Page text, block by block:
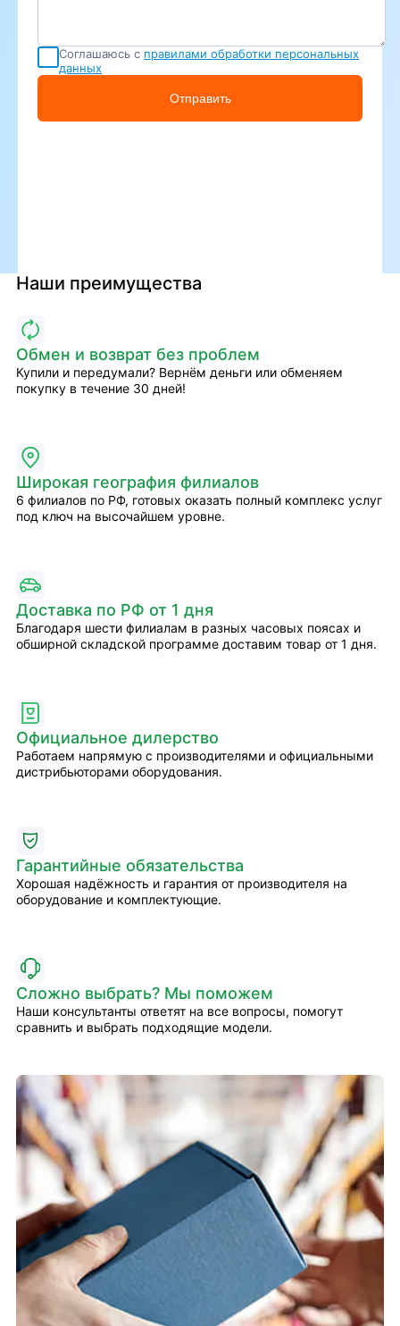
Соглашаюсь с правилами обработки персональных
данных
Отправить
Наши преимущества
Обмен и возврат без проблем
Купили и передумали? Вернём деньги или обменяем
покупку в течение 30 дней!
Широкая география филиалов
6 филиалов по РФ, готовых оказать полный комплекс услуг
под ключ на высочайшем уровне.
Доставка по РФ от 1 дня
Благодаря шести филиалам в разных часовых поясах и
обширной складской программе доставим товар от 1 дня.
Официальное дилерство
Работаем напрямую с производителями и официальными
дистрибьюторами оборудования.
Гарантийные обязательства
Хорошая надёжность и гарантия от производителя на
оборудование и комплектующие.
Сложно выбрать? Мы поможем
Наши консультанты ответят на все вопросы, помогут
сравнить и выбрать подходящие модели.